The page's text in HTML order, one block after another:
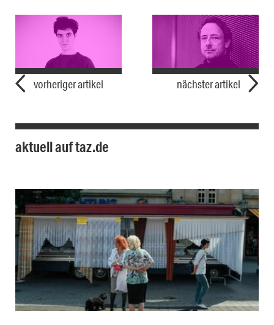
vorheriger artikel nächster artikel
aktuell auf taz.de